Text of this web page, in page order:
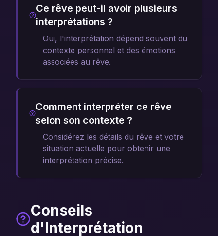
Ce rêve peut-il avoir plusieurs
interprétations ?
Oui, l'interprétation dépend souvent du
contexte personnel et des émotions
associées au rêve.
Comment interpréter ce rêve
selon son contexte ?
Considérez les détails du rêve et votre
situation actuelle pour obtenir une
interprétation précise.
Conseils
d'Interprétation